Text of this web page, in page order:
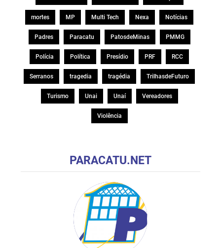
mortes MP Multi Tech Nexa Notícias
Padres Paracatu PatosdeMinas PMMG
Polícia Política Presídio PRF RCC
Serranos tragedia tragédia TrilhasdeFuturo
Turismo Unai Unaí Vereadores
Violência
PARACATU.NET